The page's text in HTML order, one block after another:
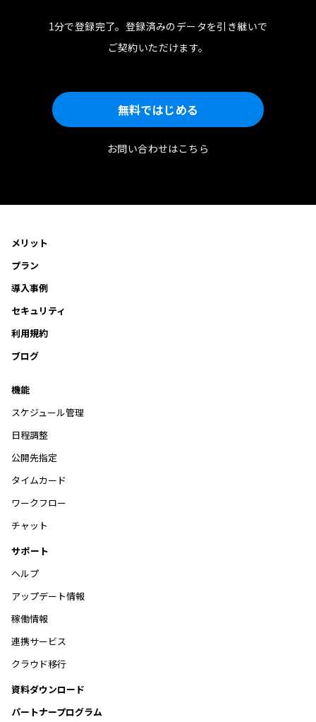
1分で登録完了。 登録済みのデータを引き継いで
ご契約いただけます。
無料ではじめる
お問い合わせはこちら
メリット
プラン
導入事例
セキュリティ
利用規約
ブログ
機能
スケジュール管理
日程調整
公開先指定
タイムカード
ワークフロー
チャット
サポート
ヘルプ
アップデート情報
稼働情報
連携サービス
クラウド移行
資料ダウンロード
パートナープログラム